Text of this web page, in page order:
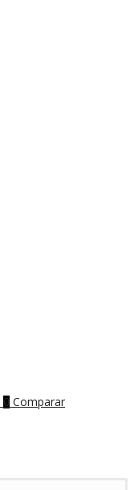
0 Comparar